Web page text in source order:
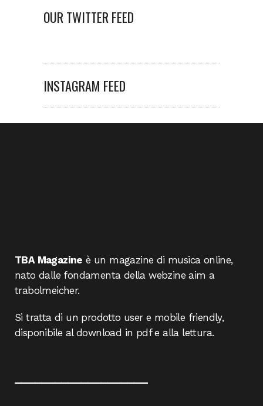
OUR TWITTER FEED
INSTAGRAM FEED
TBA Magazine è un magazine di musica online,
nato dalle fondamenta della webzine aim a
trabolmeicher.
Si tratta di un prodotto user e mobile friendly,
disponibile al download in pdf e alla lettura.